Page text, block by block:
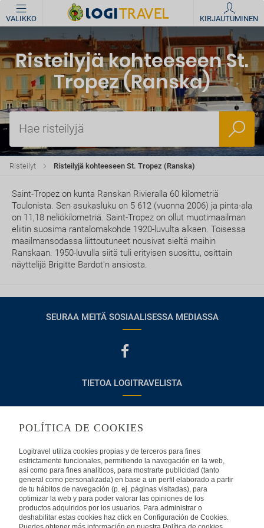
VALIKKO KIRJAUTUMINEN
Risteilyjä kohteeseen St.
Tropez (Ranska)
Hae risteilyjä
Risteilyjä kohteeseen St. Tropez (Ranska)
Risteilyt
Saint-Tropez on kunta Ranskan Rivieralla 60 kilometriä
Toulonista. Sen asukasluku on 5 612 (vuonna 2006) ja pinta-ala
on 11,18 neliökilometriä. Saint-Tropez on ollut muotimaailman
eliitin suosima rantalomakohde 1920-luvulta alkaen. Toisessa
maailmansodassa liittoutuneet nousivat sieltä maihin
Ranskaan. 1950-luvulla siitä tuli erityisen suosittu, osittain
näyttelijä Brigitte Bardot'n ansiosta.
SEURAA MEITÄ SOSIAALISESSA MEDIASSA
TIETOA LOGITRAVELISTA
Oikeudellinen huomautus Yleiset valmismatkaehdot
Evästekäytäntömme
MUISSA MAISSA
POLÍTICA DE COOKIES
Logitravel utiliza cookies propias y de terceros para fines
estrictamente funcionales, permitiendo la navegación en la web,
así como para fines analíticos, para mostrarte publicidad (tanto
general como personalizada) en base a un perfil elaborado a partir
de tu hábitos de navegación (p. ej. páginas visitadas), para
optimizar la web y para poder valorar las opiniones de los
productos adquiridos por los usuarios. Para administrar o
deshabilitar estas cookies haz click en Configuración de Cookies.